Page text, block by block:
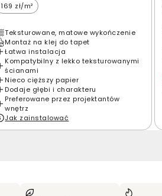
169 zł/m²
Teksturowane, matowe wykończenie
Montaż na klej do tapet
Łatwa instalacja
Kompatybilny z lekko teksturowanymi
ścianami
Nieco cięższy papier
Dodaje głębi i charakteru
Preferowane przez projektantów
wnętrz
Jak zainstalować